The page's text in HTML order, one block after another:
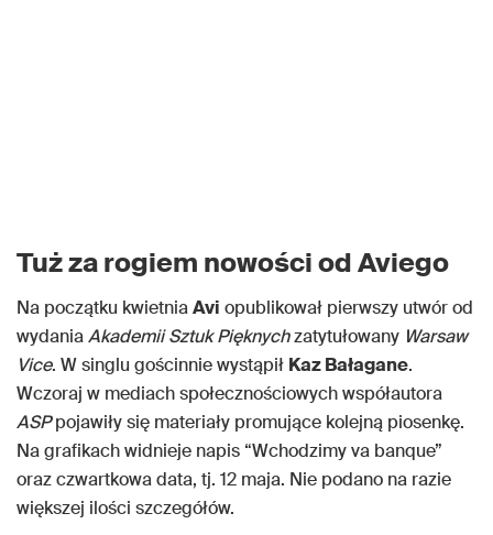
Tuż za rogiem nowości od Aviego
Na początku kwietniaAvi opublikował pierwszy utwór od
wydaniaAkademii Sztuk Pięknychzatytułowany Warsaw
Vice. W singlu gościnnie wystąpił Kaz Bałagane.
Wczoraj w mediach społecznościowych współautora
ASPpojawiły się materiały promujące kolejną piosenkę.
Na grafikach widnieje napis “Wchodzimy va banque”
oraz czwartkowa data, tj. 12 maja. Nie podano na razie
większej ilości szczegółów.